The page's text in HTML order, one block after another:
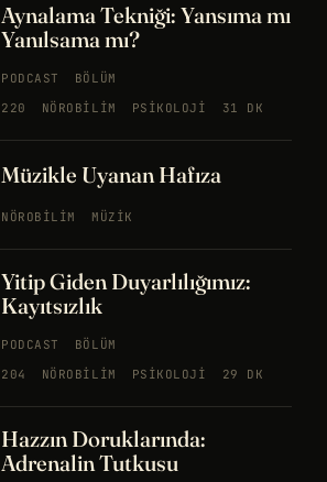
Aynalama Tekniği: Yansıma mı
Yanılsama mı?
PODCAST
BÖLÜM
220
NÖROBILIM PSIKOLOJI 31 DK
Müzikle Uyanan Hafıza
NÖROBILIM MÜZIK
Yitip Giden Duyarlılığımız:
Kayıtsızlık
PODCAST
BÖLÜM
204
NÖROBILIM PSIKOLOJI 29 DK
Hazzın Doruklarında:
Adrenalin Tutkusu